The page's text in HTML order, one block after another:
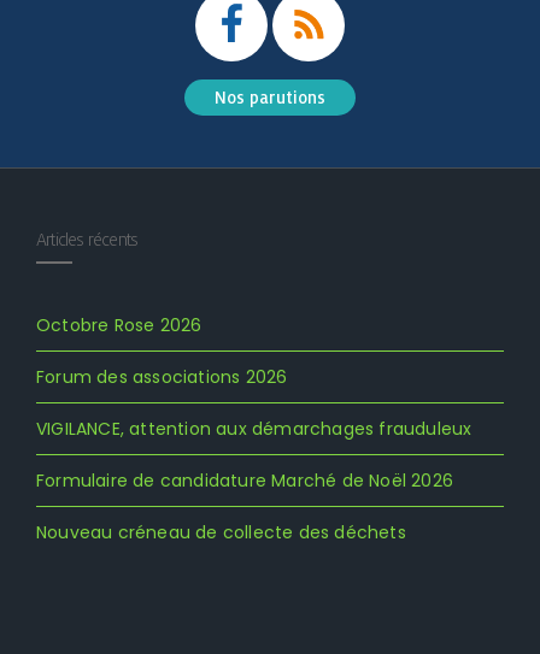
Nos parutions
Articles récents
Octobre Rose 2026
Forum des associations 2026
VIGILANCE, attention aux démarchages frauduleux
Formulaire de candidature Marché de Noël 2026
Nouveau créneau de collecte des déchets